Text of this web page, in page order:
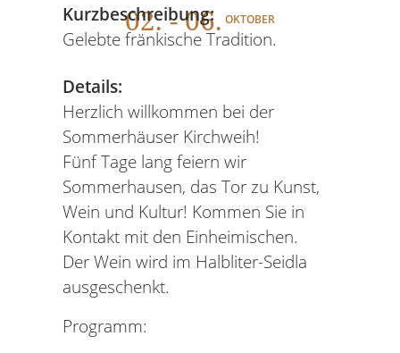
02. - 06. OKTOBER
Kurzbeschreibung:
Gelebte fränkische Tradition.
Details:
Herzlich willkommen bei der
Sommerhäuser Kirchweih!
Fünf Tage lang feiern wir
Sommerhausen, das Tor zu Kunst,
Wein und Kultur! Kommen Sie in
Kontakt mit den Einheimischen.
Der Wein wird im Halbliter-Seidla
ausgeschenkt.
Programm: